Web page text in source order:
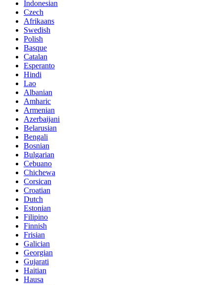
Indonesian
Czech
Afrikaans
Swedish
Polish
Basque
Catalan
Esperanto
Hindi
Lao
Albanian
Amharic
Armenian
Azerbaijani
Belarusian
Bengali
Bosnian
Bulgarian
Cebuano
Chichewa
Corsican
Croatian
Dutch
Estonian
Filipino
Finnish
Frisian
Galician
Georgian
Gujarati
Haitian
Hausa